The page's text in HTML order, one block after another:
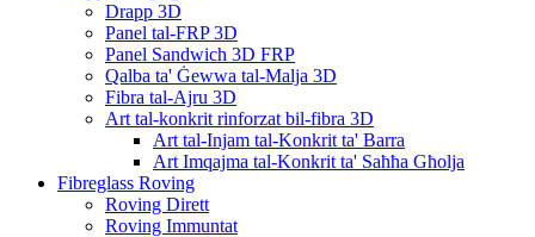
Drapp 3D
Panel tal-FRP 3D
Panel Sandwich 3D FRP
Qalba ta' Ġewwa tal-Malja 3D
Fibra tal-Ajru 3D
Art tal-konkrit rinforzat bil-fibra 3D
Art tal-Injam tal-Konkrit ta' Barra
Art Imqajma tal-Konkrit ta' Saħħa Għolja
Fibreglass Roving
Roving Dirett
Roving Immuntat